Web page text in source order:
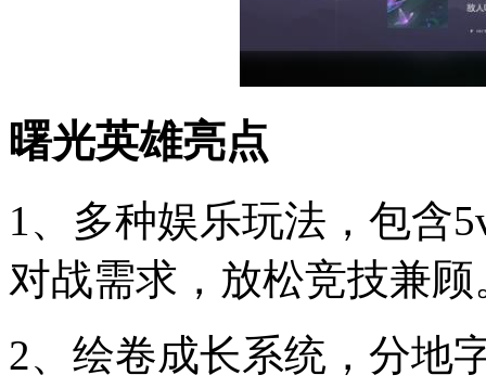
曙光英雄亮点
1、多种娱乐玩法，包含
对战需求，放松竞技兼顾
2、绘卷成长系统，分地